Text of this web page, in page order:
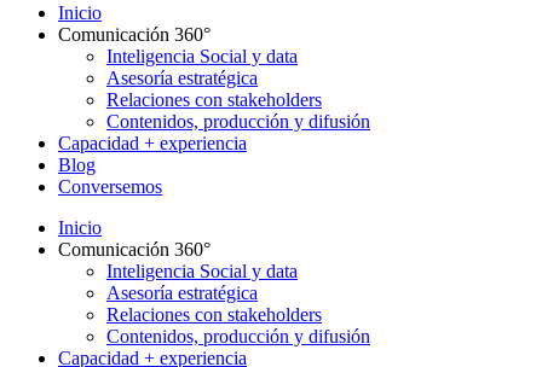
Inicio
Comunicación 360°
Inteligencia Social y data
Asesoría estratégica
Relaciones con stakeholders
Contenidos, producción y difusión
Capacidad + experiencia
Blog
Conversemos
Inicio
Comunicación 360°
Inteligencia Social y data
Asesoría estratégica
Relaciones con stakeholders
Contenidos, producción y difusión
Capacidad + experiencia